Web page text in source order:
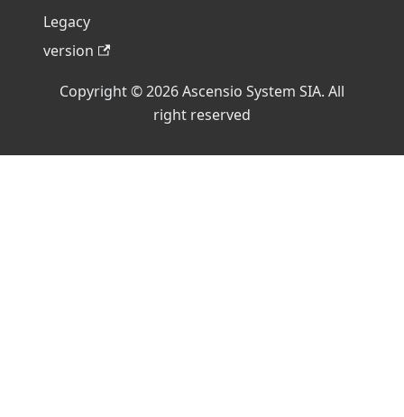
Legacy
version
Copyright © 2026 Ascensio System SIA. All
right reserved